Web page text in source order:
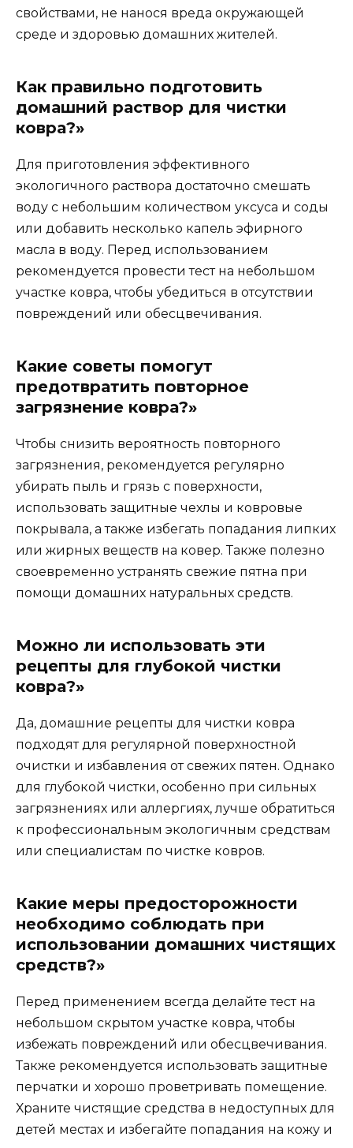
свойствами, не нанося вреда окружающей
среде и здоровью домашних жителей.
Как правильно подготовить
домашний раствор для чистки
ковра?»
Для приготовления эффективного
экологичного раствора достаточно смешать
воду с небольшим количеством уксуса и соды
или добавить несколько капель эфирного
масла в воду. Перед использованием
рекомендуется провести тест на небольшом
участке ковра, чтобы убедиться в отсутствии
повреждений или обесцвечивания.
Какие советы помогут
предотвратить повторное
загрязнение ковра?»
Чтобы снизить вероятность повторного
загрязнения, рекомендуется регулярно
убирать пыль и грязь с поверхности,
использовать защитные чехлы и ковровые
покрывала, а также избегать попадания липких
или жирных веществ на ковер. Также полезно
своевременно устранять свежие пятна при
помощи домашних натуральных средств.
Можно ли использовать эти
рецепты для глубокой чистки
ковра?»
Да, домашние рецепты для чистки ковра
подходят для регулярной поверхностной
очистки и избавления от свежих пятен. Однако
для глубокой чистки, особенно при сильных
загрязнениях или аллергиях, лучше обратиться
к профессиональным экологичным средствам
или специалистам по чистке ковров.
Какие меры предосторожности
необходимо соблюдать при
использовании домашних чистящих
средств?»
Перед применением всегда делайте тест на
небольшом скрытом участке ковра, чтобы
избежать повреждений или обесцвечивания.
Также рекомендуется использовать защитные
перчатки и хорошо проветривать помещение.
Храните чистящие средства в недоступных для
детей местах и избегайте попадания на кожу и